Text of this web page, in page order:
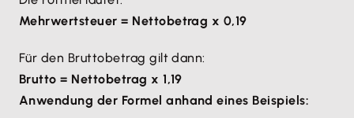
Mehrwertsteuer = Nettobetrag x 0,19
Für den Bruttobetrag gilt dann:
Brutto = Nettobetrag x 1,19
Anwendung der Formel anhand eines Beispiels: